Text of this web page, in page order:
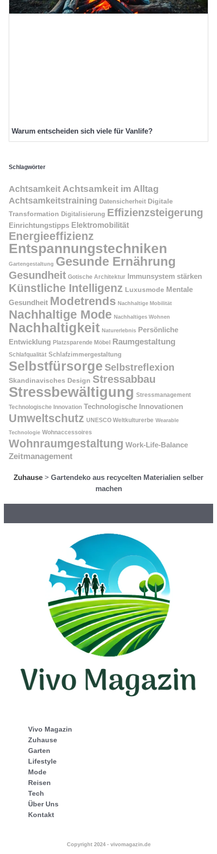
Warum entscheiden sich viele für Vanlife?
Schlagwörter
Achtsamkeit Achtsamkeit im Alltag
Achtsamkeitstraining Datensicherheit Digitale
Transformation Digitalisierung Effizienzsteigerung
Einrichtungstipps Elektromobilität
Energieeffizienz
Entspannungstechniken
Gartengestaltung Gesunde Ernährung
Gesundheit Gotische Architektur Immunsystem stärken
Künstliche Intelligenz Luxusmode Mentale
Gesundheit Modetrends Nachhaltige Mobilität
Nachhaltige Mode Nachhaltiges Wohnen
Nachhaltigkeit Naturerlebnis Persönliche
Entwicklung Platzsparende Möbel Raumgestaltung
Schlafqualität Schlafzimmergestaltung
Selbstfürsorge Selbstreflexion
Skandinavisches Design Stressabbau
Stressbewältigung Stressmanagement
Technologische Innovation Technologische Innovationen
Umweltschutz UNESCO Weltkulturerbe Wearable
Technologie Wohnaccessoires
Wohnraumgestaltung Work-Life-Balance
Zeitmanagement
Zuhause > Gartendeko aus recycelten Materialien selber
machen
Vivo Magazin
Zuhause
Garten
Lifestyle
Mode
Reisen
Tech
Über Uns
Kontakt
Copyright 2024 - vivomagazin.de